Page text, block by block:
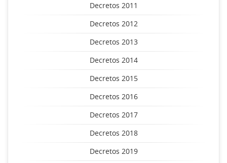
Decretos 2011
Decretos 2012
Decretos 2013
Decretos 2014
Decretos 2015
Decretos 2016
Decretos 2017
Decretos 2018
Decretos 2019